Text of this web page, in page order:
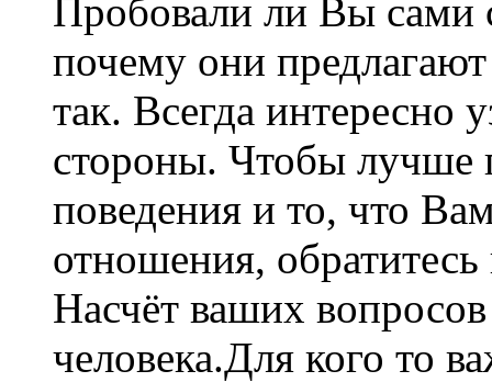
Пробовали ли Вы
почему они
так. Всегда интересно
стороны. Чтобы лучше
поведения и то, что
отношения,
Насчёт ваших
человека.Для кого то